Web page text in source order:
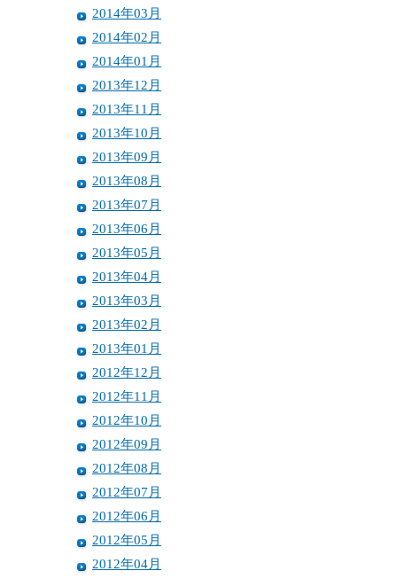
2014年03月
2014年02月
2014年01月
2013年12月
2013年11月
2013年10月
2013年09月
2013年08月
2013年07月
2013年06月
2013年05月
2013年04月
2013年03月
2013年02月
2013年01月
2012年12月
2012年11月
2012年10月
2012年09月
2012年08月
2012年07月
2012年06月
2012年05月
2012年04月